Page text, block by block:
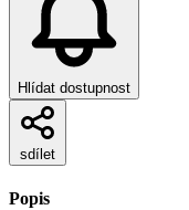
Hlídat dostupnost
sdílet
Popis